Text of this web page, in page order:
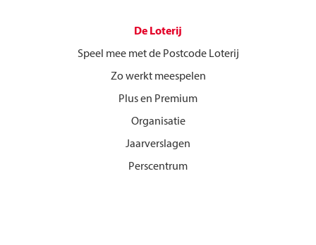
De Loterij
Speel mee met de Postcode Loterij
Zo werkt meespelen
Plus en Premium
Organisatie
Jaarverslagen
Perscentrum